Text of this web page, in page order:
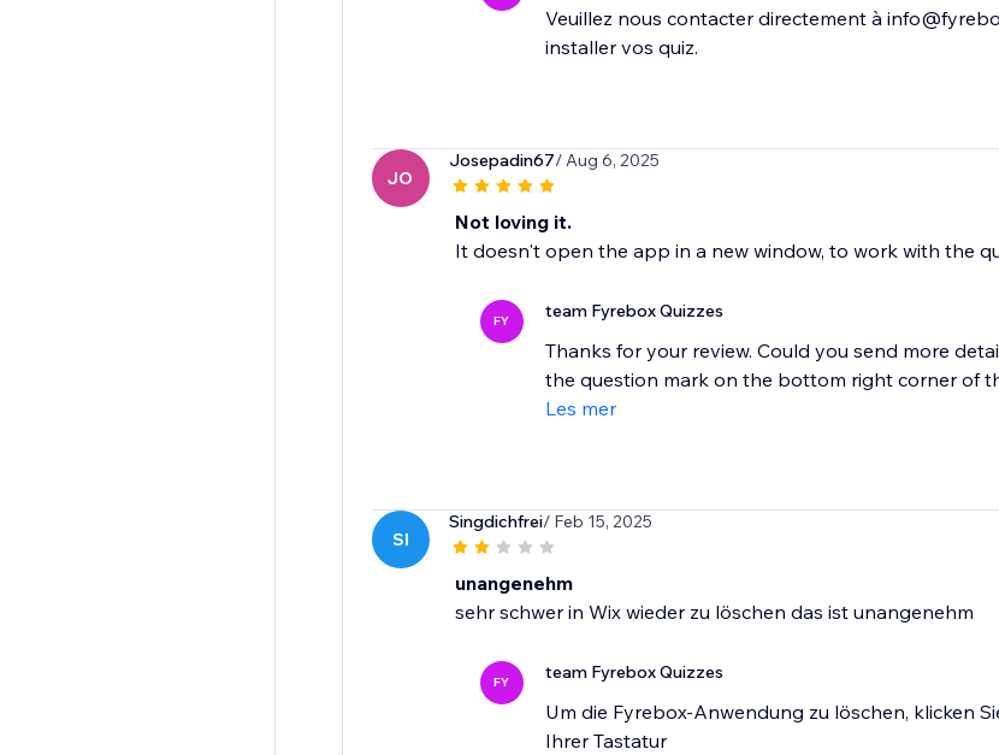
Veuillez nous contacter directement à
installer vos quiz.
JO
Josepadin67/ Aug 6, 2025
Not loving it.
It doesn't open the app in a new window, to work with the
FY team Fyrebox Quizzes
Thanks for your review. Could you send more
the question mark on the bottom right corner of
Les mer
SI
Singdichfrei/ Feb 15, 2025
unangenehm
sehr schwer in Wix wieder zu löschen das ist unangenehm
FY team Fyrebox Quizzes
Um die Fyrebox-Anwendung zu löschen, klicken
Ihrer Tastatur